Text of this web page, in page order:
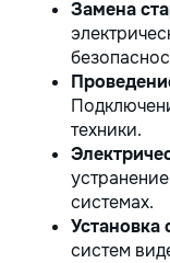
Замена
техники.
системах.
Установка
систем